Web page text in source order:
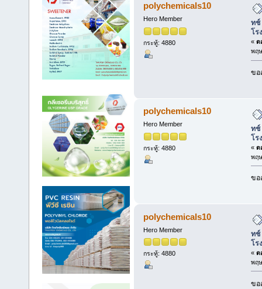
polychemicals10
Hero Member
กระทู้: 4880
ทช์
โร
« ต
พฤ
ขอ
polychemicals10
Hero Member
กระทู้: 4880
ทช์
โร
« ต
พฤ
ขอ
polychemicals10
Hero Member
กระทู้: 4880
ทช์
โร
« ต
พฤ
ขอ